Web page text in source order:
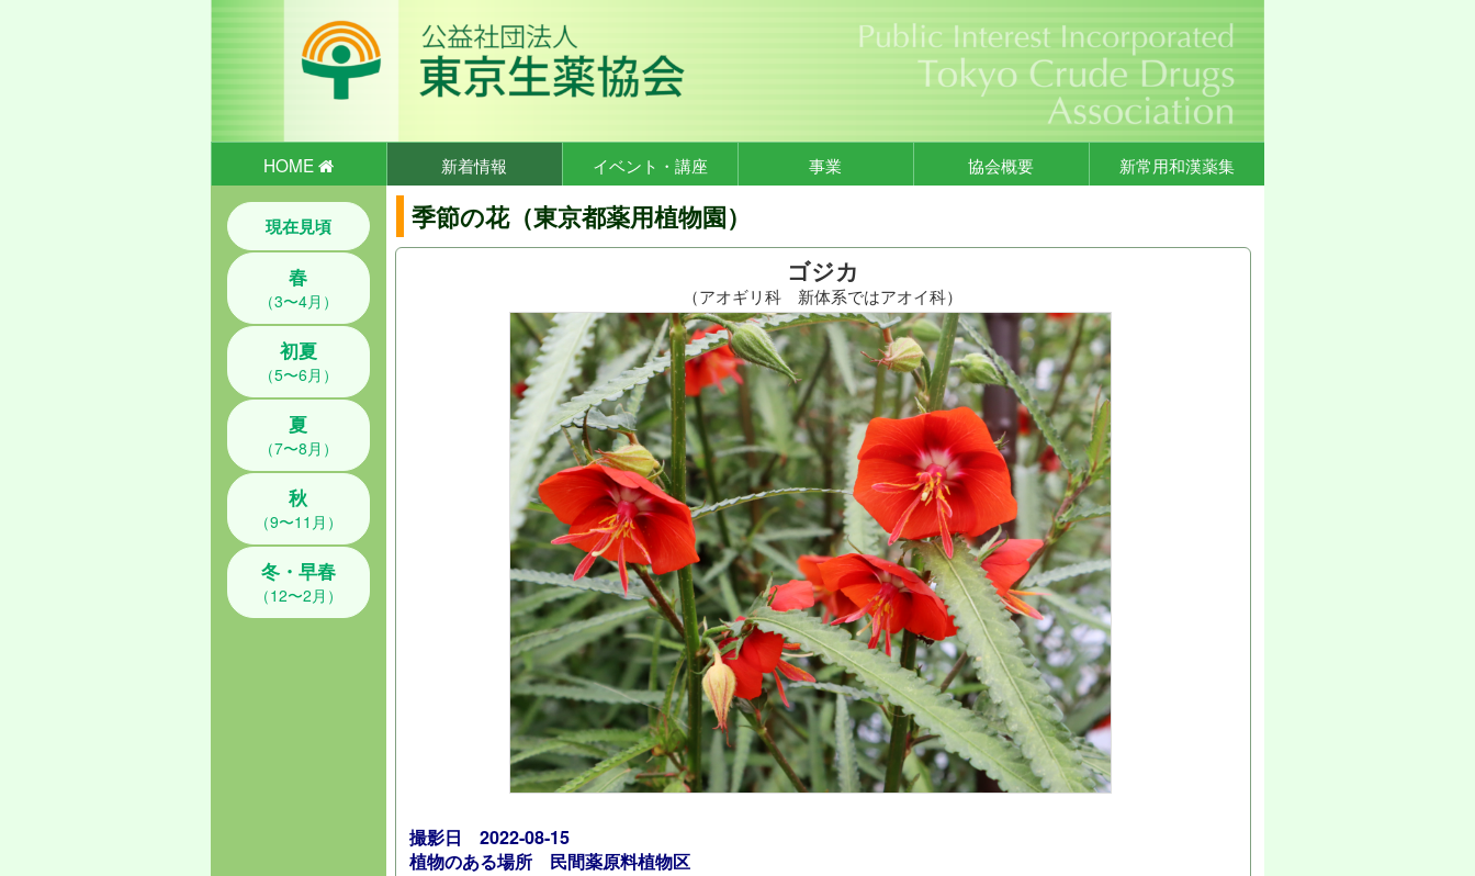
HOME 新着情報 イベント・講座 事業 協会概要 新常用和漢薬集
現在見頃
春
（3〜4月）
初夏
（5〜6月）
夏
（7〜8月）
秋
（9〜11月）
冬・早春
（12〜2月）
季節の花（東京都薬用植物園）
ゴジカ
（アオギリ科 新体系ではアオイ科）
撮影日 2022-08-15
植物のある場所 民間薬原料植物区